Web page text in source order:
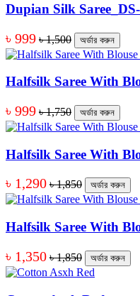
Dupian Silk
৳ 999 ৳ 1,500 অর্ডার করুন
Halfsilk Saree With
৳ 999 ৳ 1,750 অর্ডার করুন
Halfsilk Saree With
৳ 1,290 ৳ 1,850 অর্ডার করুন
Halfsilk Saree With
৳ 1,350 ৳ 1,850 অর্ডার করুন